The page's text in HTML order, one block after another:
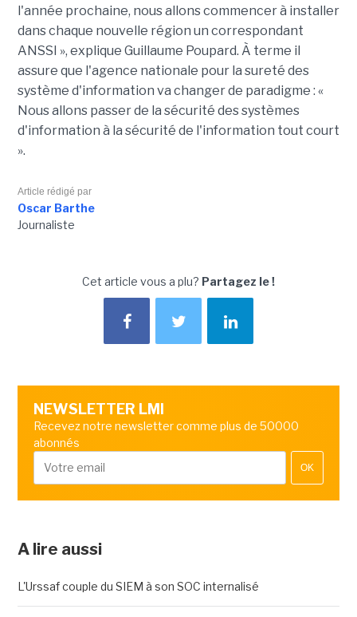
l'année prochaine, nous allons commencer à installer
dans chaque nouvelle région un correspondant
ANSSI », explique Guillaume Poupard. À terme il
assure que l'agence nationale pour la sureté des
système d'information va changer de paradigme : «
Nous allons passer de la sécurité des systèmes
d'information à la sécurité de l'information tout court
».
Article rédigé par
Oscar Barthe
Journaliste
Cet article vous a plu? Partagez le !
NEWSLETTER LMI
Recevez notre newsletter comme plus de 50000
abonnés
OK
A lire aussi
L'Urssaf couple du SIEM à son SOC internalisé